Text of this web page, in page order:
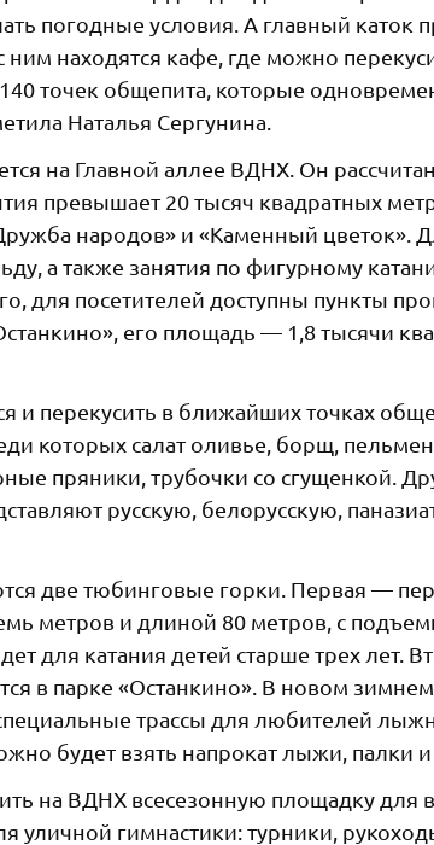
погодные условия. А главный каток
находятся кафе, где можно
точек общепита, которые
Наталья Сергунина.
на Главной аллее ВДНХ. Он
превышает 20 тысяч квадратных
народов» и «Каменный цветок».
а также занятия по фигурному
для посетителей доступны пункты
его площадь — 1,8 тысячи
и перекусить в ближайших точках
которых салат оливье, борщ,
пряники, трубочки со сгущенкой.
русскую, белорусскую,
две тюбинговые горки. Первая —
метров и длиной 80 метров, с
для катания детей старше трех лет.
в парке «Останкино». В новом
трассы для любителей
будет взять напрокат лыжи, палки и
на ВДНХ всесезонную площадку для
уличной гимнастики: турники,